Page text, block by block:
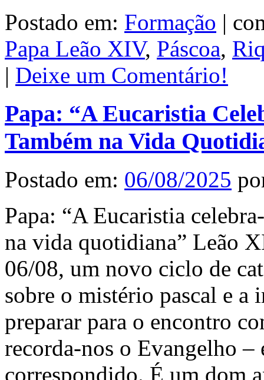
Postado em: Formação |
Papa Leão XIV, Páscoa,
| Deixe um Comentário!
Papa: “A Eucaristia
Também na Vida
Postado em: 06/08/2025
Papa: “A Eucaristia
na vida quotidiana” Leão
06/08, um novo ciclo de
sobre o mistério pascal e a
preparar para o encontro
recorda-nos o Evangelho –
correspondido. É um dom